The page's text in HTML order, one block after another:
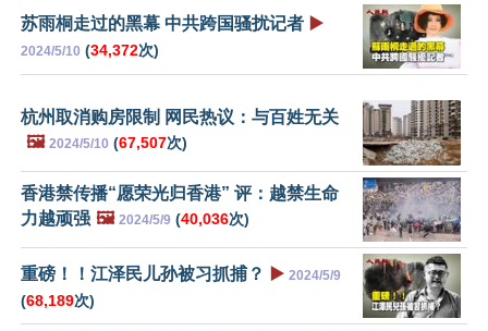
苏雨桐走过的黑幕 中共跨国骚扰记者 ▶️
2024/5/10 (34,372次)
杭州取消购房限制 网民热议：与百姓无关
🖼️ 2024/5/10 (67,507次)
香港禁传播“愿荣光归香港” 评：越禁生命
力越顽强 🖼️ 2024/5/9 (40,036次)
重磅！！江泽民儿孙被习抓捕？ ▶️ 2024/5/9
(68,189次)